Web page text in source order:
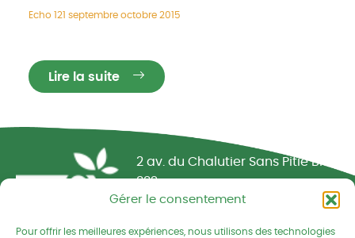
Gérer le consentement
Pour offrir les meilleures expériences, nous utilisons des technologies
Echo 121 septembre octobre 2015
Lire la suite
Réseau CIVAM - Campagnes vivantes
2 av. du Chalutier Sans Pitié BP
332
22190 PLERIN cedex